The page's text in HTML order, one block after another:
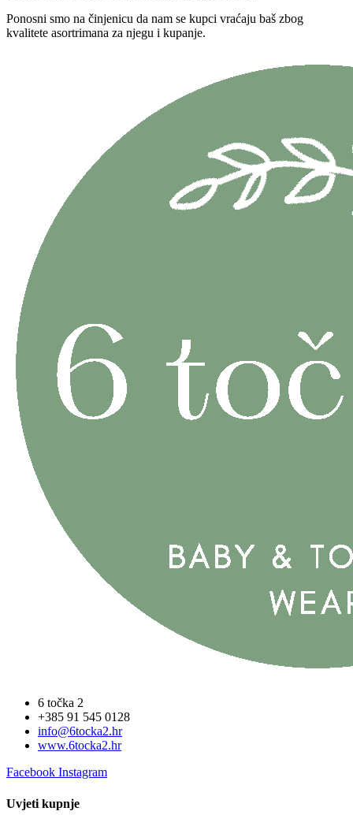
Ponosni smo na činjenicu da nam se kupci vraćaju baš zbog
kvalitete asortrimana za njegu i kupanje.
6 točka 2
+385 91 545 0128
info@6tocka2.hr
www.6tocka2.hr
Facebook Instagram
Uvjeti kupnje